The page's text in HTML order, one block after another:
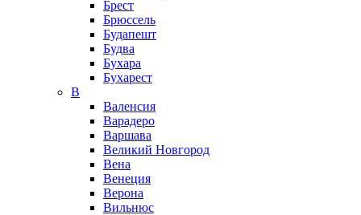
Брест
Брюссель
Будапешт
Будва
Бухара
Бухарест
В
Валенсия
Варадеро
Варшава
Великий Новгород
Вена
Венеция
Верона
Вильнюс